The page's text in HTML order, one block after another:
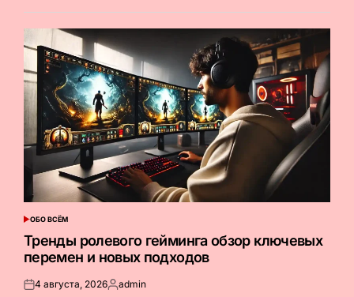
ОПУБЛИКОВАНО
В
ОБО ВСЁМ
Тренды ролевого гейминга обзор ключевых
перемен и новых подходов
Опубликовано
4 августа, 2026Запись
admin